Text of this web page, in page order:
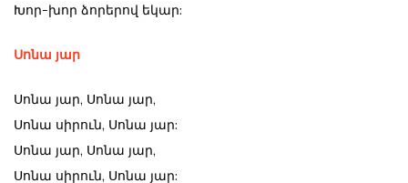
Խոր-խոր ձորերով եկար:
Սոնա յար
Սոնա յար, Սոնա յար,
Սոնա սիրուն, Սոնա յար:
Սոնա յար, Սոնա յար,
Սոնա սիրուն, Սոնա յար: